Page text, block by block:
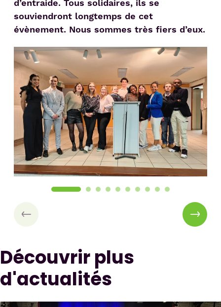
d’entraide. Tous solidaires, ils se
souviendront longtemps de cet
évènement. Nous sommes très fiers d’eux.
Découvrir plus
d'actualités